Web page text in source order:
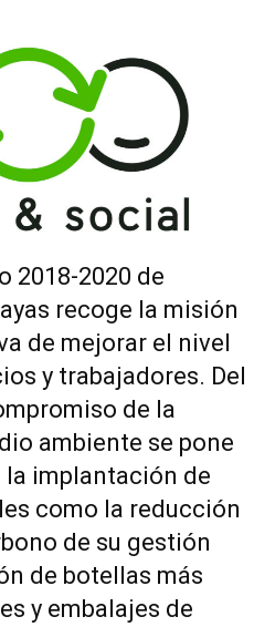
2018-2020 de
recoge la misión
de mejorar el nivel
y trabajadores. Del
de la
ambiente se pone
implantación de
como la reducción
de su gestión
de botellas más
y embalajes de